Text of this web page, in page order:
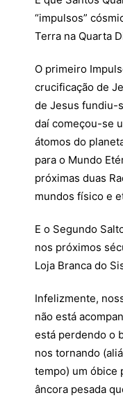
“impulsos”
Terra na Quarta
O primeiro
crucificação de
de Jesus fundiu-
daí começou-se
átomos do
para o Mundo
próximas duas
mundos físico e
E o Segundo
nos próximos
Loja Branca do
Infelizmente,
não está
está perdendo o
nos tornando
tempo) um óbice
âncora pesada